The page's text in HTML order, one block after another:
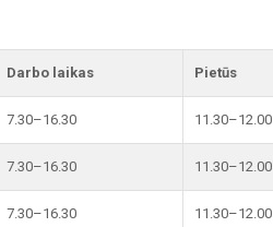
Darbo laikas Pietūs
7.30–16.30 11.30–12.00
7.30–16.30 11.30–12.00
7.30–16.30 11.30–12.00